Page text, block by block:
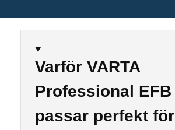
Varför VARTA
Professional EFB
passar perfekt för